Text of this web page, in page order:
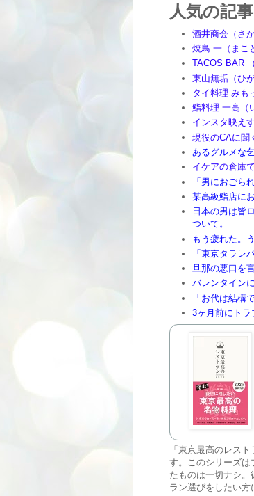
人気の記事
酒井商会（さ
焼鳥 一（まこ
TACOS BAR
東山無垢（ひ
タイ料理 みも
鮨料理 一高（
インスタ映え
現役のCAに聞
あるグルメな
イケアの倉庫
「男におごら
某高級鮨店に
日本の男は皆
ついて。
もう疲れた。
「東京タラレ
旦那の悪口を
バレンタイン
「お代は結構
3ヶ月前にト
「東京最高のレス
す。このシリーズは
たものは一切ナシ
ラン選びをしたい方